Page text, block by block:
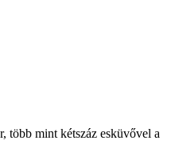
több mint kétszáz esküvővel a